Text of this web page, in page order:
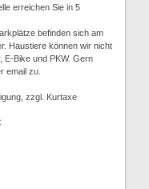
erreichen Sie in 5
befinden sich am
Haustiere können wir nicht
E-Bike und PKW. Gern
email zu.
zzgl. Kurtaxe